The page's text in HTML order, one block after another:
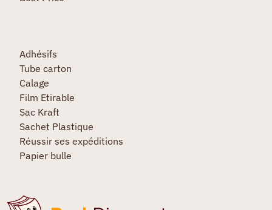
Adhésifs
Tube carton
Calage
Film Etirable
Sac Kraft
Sachet Plastique
Réussir ses expéditions
Papier bulle